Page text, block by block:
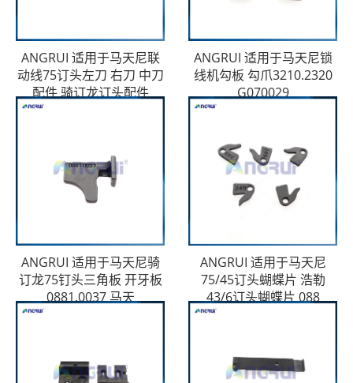
ANGRUI 适用于马天尼联
动线75订头左刀 右刀 中刀
配件 骑订龙订头配件
ANGRUI 适用于马天尼锁
线机勾板 勾爪3210.2320
G070029
ANGRUI 适用于马天尼骑
订龙75钉头三角板 开牙板
0881.0037 马天
ANGRUI 适用于马天尼
75/45订头蝴蝶片 浩勒
43/6订头蝴蝶片 088